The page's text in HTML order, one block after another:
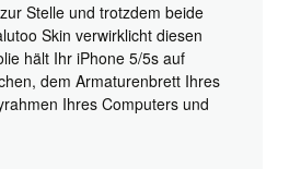
Stelle und trotzdem beide
Skin verwirklicht diesen
hält Ihr iPhone 5/5s auf
dem Armaturenbrett Ihres
Ihres Computers und